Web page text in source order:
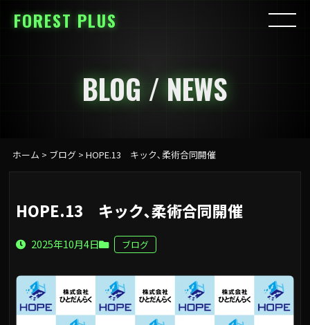
FOREST PLUS
BLOG / NEWS
ホーム > ブログ> HOPE.13 キック､柔術合同開催
HOPE.13 キック､柔術合同開催
2025年10月4日 ブログ